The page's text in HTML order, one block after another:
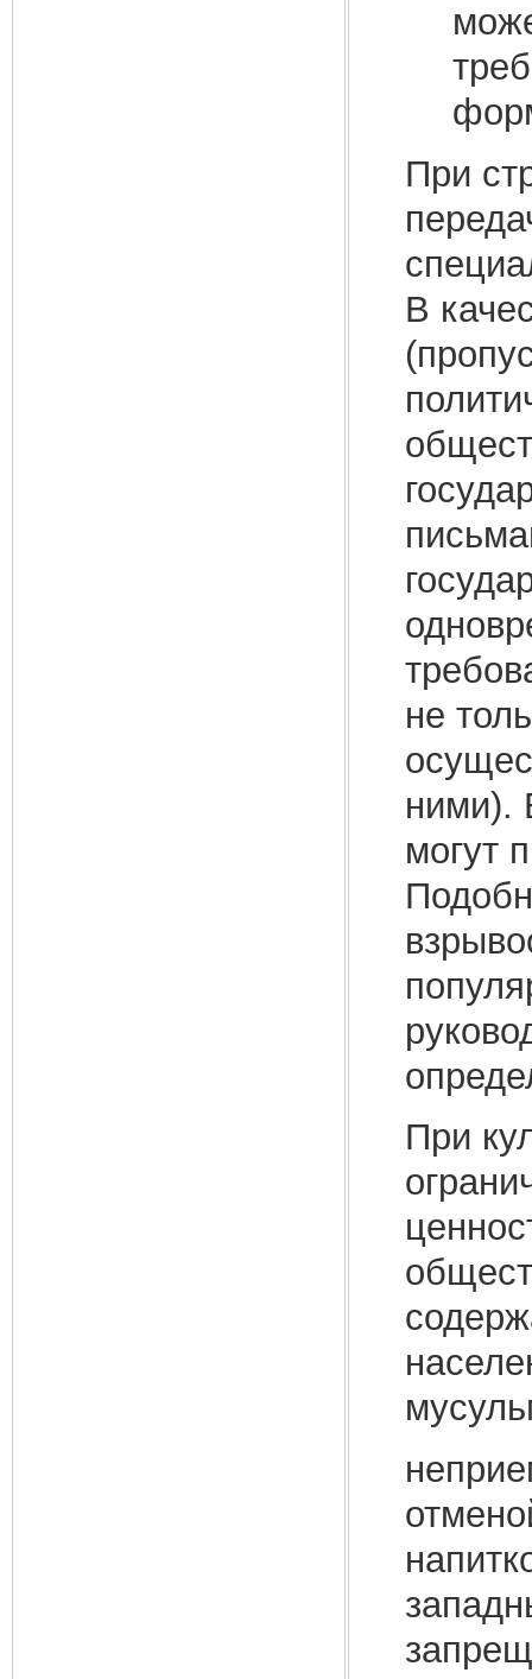
При
В
не
ними).
могут
При